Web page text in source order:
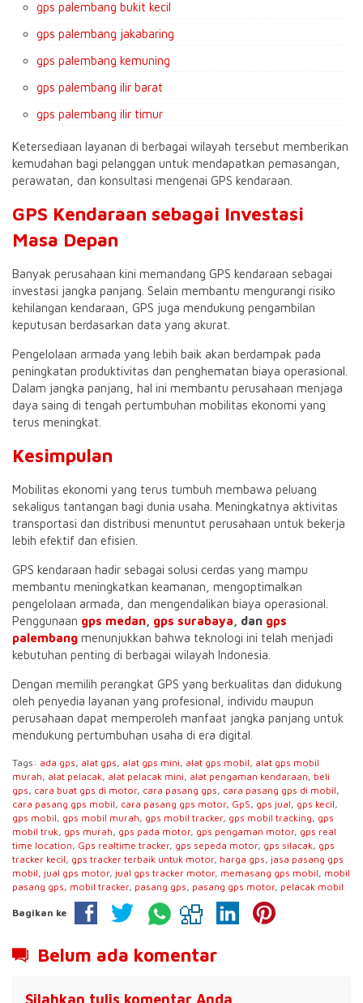
gps palembang bukit kecil
gps palembang jakabaring
gps palembang kemuning
gps palembang ilir barat
gps palembang ilir timur
Ketersediaan layanan di berbagai wilayah tersebut memberikan
kemudahan bagi pelanggan untuk mendapatkan pemasangan,
perawatan, dan konsultasi mengenai GPS kendaraan.
GPS Kendaraan sebagai Investasi
Masa Depan
Banyak perusahaan kini memandang GPS kendaraan sebagai
investasi jangka panjang. Selain membantu mengurangi risiko
kehilangan kendaraan, GPS juga mendukung pengambilan
keputusan berdasarkan data yang akurat.
Pengelolaan armada yang lebih baik akan berdampak pada
peningkatan produktivitas dan penghematan biaya operasional.
Dalam jangka panjang, hal ini membantu perusahaan menjaga
daya saing di tengah pertumbuhan mobilitas ekonomi yang
terus meningkat.
Kesimpulan
Mobilitas ekonomi yang terus tumbuh membawa peluang
sekaligus tantangan bagi dunia usaha. Meningkatnya aktivitas
transportasi dan distribusi menuntut perusahaan untuk bekerja
lebih efektif dan efisien.
GPS kendaraan hadir sebagai solusi cerdas yang mampu
membantu meningkatkan keamanan, mengoptimalkan
pengelolaan armada, dan mengendalikan biaya operasional.
Penggunaan gps medan gps surabaya , dan gps
palembang menunjukkan bahwa teknologi ini telah menjadi
kebutuhan penting di berbagai wilayah Indonesia.
Dengan memilih perangkat GPS yang berkualitas dan didukung
oleh penyedia layanan yang profesional, individu maupun
perusahaan dapat memperoleh manfaat jangka panjang untuk
mendukung pertumbuhan usaha di era digital.
Tags: ada gps, alat gps, alat gps mini, alat gps mobil, alat gps mobil
murah, alat pelacak, alat pelacak mini, alat pengaman kendaraan, beli
gps, cara buat gps di motor, cara pasang gps, cara pasang gps di mobil,
cara pasang gps mobil, cara pasang gps motor, GpS, gps jual, gps kecil,
gps mobil, gps mobil murah, gps mobil tracker, gps mobil tracking, gps
mobil truk, gps murah, gps pada motor, gps pengaman motor, gps real
time location, Gps realtime tracker, gps sepeda motor, gps silacak, gps
tracker kecil, gps tracker terbaik untuk motor, harga gps, jasa pasang gps
mobil, jual gps motor, jual gps tracker motor, memasang gps mobil, mobil
pasang gps, mobil tracker, pasang gps, pasang gps motor, pelacak mobil
Bagikan ke
Belum ada komentar
Silahkan tulis komentar Anda